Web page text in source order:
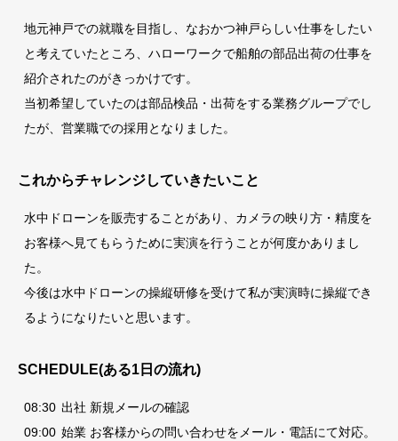
地元神戸での就職を目指し、なおかつ神戸らしい仕事をしたい
と考えていたところ、ハローワークで船舶の部品出荷の仕事を
紹介されたのがきっかけです。
当初希望していたのは部品検品・出荷をする業務グループでし
たが、営業職での採用となりました。
これからチャレンジしていきたいこと
水中ドローンを販売することがあり、カメラの映り方・精度を
お客様へ見てもらうために実演を行うことが何度かありまし
た。
今後は水中ドローンの操縦研修を受けて私が実演時に操縦でき
るようになりたいと思います。
SCHEDULE(ある1日の流れ)
08:30 出社 新規メールの確認
09:00 始業 お客様からの問い合わせをメール・電話にて対応。